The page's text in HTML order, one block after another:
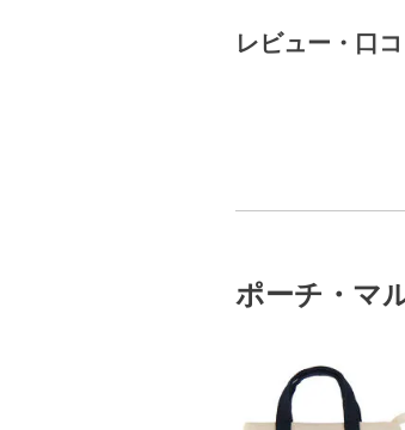
レビュー・口コ
ポーチ・マ